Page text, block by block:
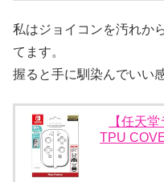
私はジョイコンを汚れか
てます。
握ると手に馴染んでいい
【任天
TPU